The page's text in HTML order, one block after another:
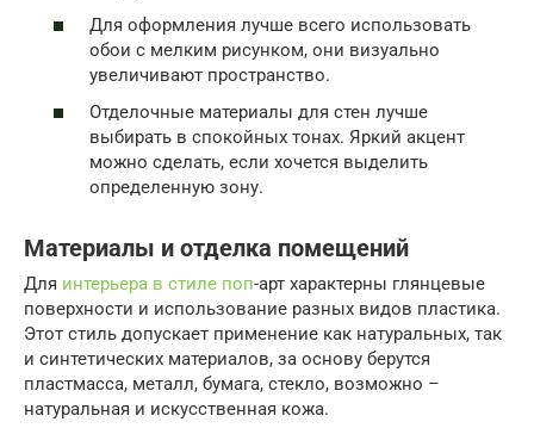
Для оформления лучше всего использовать
обои с мелким рисунком, они визуально
увеличивают пространство.
Отделочные материалы для стен лучше
выбирать в спокойных тонах. Яркий акцент
можно сделать, если хочется выделить
определенную зону.
Материалы и отделка помещений
Для интерьера в стиле поп-арт характерны глянцевые
поверхности и использование разных видов пластика.
Этот стиль допускает применение как натуральных, так
и синтетических материалов, за основу берутся
пластмасса, металл, бумага, стекло, возможно –
натуральная и искусственная кожа.